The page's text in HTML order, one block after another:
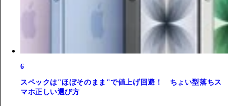
6
スペックは"ほぼそのまま"で値上げ回避！ ちょい型落ちス
マホ正しい選び方